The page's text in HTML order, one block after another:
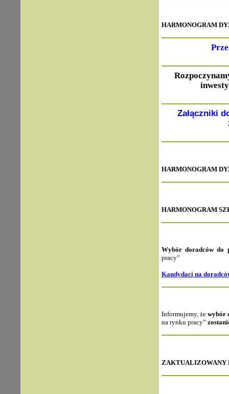
HARMONOGRAM
Załączniki
HARMONOGRAM
HARMONOGRAM
Wybór doradców do
pracy”
Kandydaci na
Informujemy, że wybór
na rynku pracy”
ZAKTUALIZOWANY